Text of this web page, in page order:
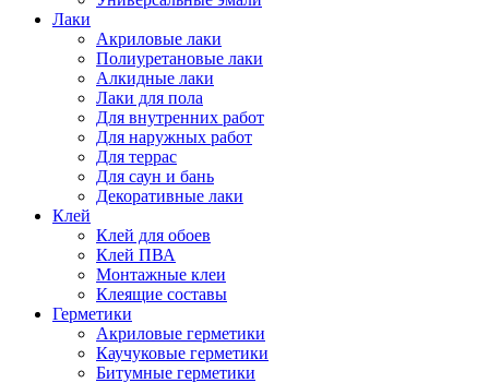
Лаки
Акриловые лаки
Полиуретановые лаки
Алкидные лаки
Лаки для пола
Для внутренних работ
Для наружных работ
Для террас
Для саун и бань
Декоративные лаки
Клей
Клей для обоев
Клей ПВА
Монтажные клеи
Клеящие составы
Герметики
Акриловые герметики
Каучуковые герметики
Битумные герметики